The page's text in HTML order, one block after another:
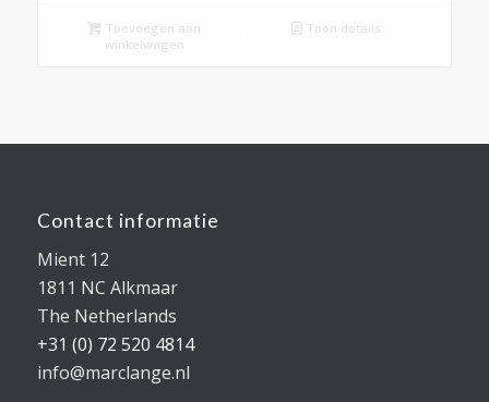
Toevoegen aan
winkelwagen
Toon details
Contact informatie
Mient 12
1811 NC Alkmaar
The Netherlands
+31 (0) 72 520 4814
info@marclange.nl